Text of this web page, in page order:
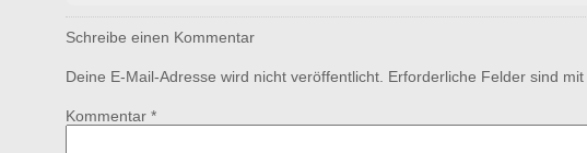
Schreibe einen Kommentar
Deine E-Mail-Adresse wird nicht veröffentlicht. Erforderliche Felder sind mit
Kommentar *